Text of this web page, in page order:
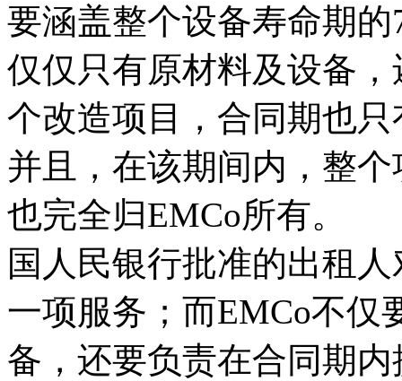
要涵盖整个设备寿命期
仅仅只有原材料及设备
个改造项目，合同期也
并且，在该期间内，整
也完全归EMCo所有。
国人民银行批准的出租
一项服务；而EMCo不仅
备，还要负责在合同期